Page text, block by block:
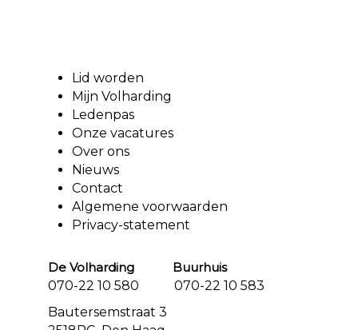
Lid worden
Mijn Volharding
Ledenpas
Onze vacatures
Over ons
Nieuws
Contact
Algemene voorwaarden
Privacy-statement
De Volharding Buurhuis
070-22 10 580 070-22 10 583
Bautersemstraat 3